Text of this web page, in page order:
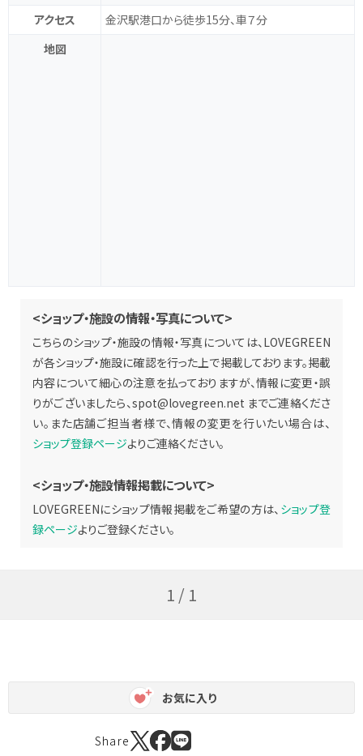
アクセス
金沢駅港口から徒歩15分、車７分
地図
<ショップ・施設の情報・写真について>
こちらのショップ・施設の情報・写真については、LOVEGREEN
が各ショップ・施設に確認を行った上で掲載しております。掲載
内容について細心の注意を払っておりますが、情報に変更・誤
りがございましたら、spot@lovegreen.net までご連絡くださ
い。また店舗ご担当者様で、情報の変更を行いたい場合は、
ショップ登録ページよりご連絡ください。
<ショップ・施設情報掲載について>
LOVEGREENにショップ情報掲載をご希望の方は、 ショップ登
録ページよりご登録ください。
1 / 1
お気に入り
Share